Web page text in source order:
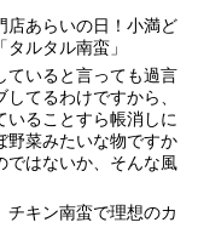
店あらいの日！小満ど
ルタル南蛮」
ていると言っても過言
てるわけですから、
いることすら帳消しに
野菜みたいな物ですか
ではないか、そんな風
チキン南蛮で理想のカ